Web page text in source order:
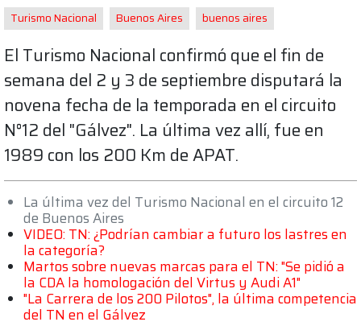
Turismo Nacional Buenos Aires buenos aires
El Turismo Nacional confirmó que el fin de
semana del 2 y 3 de septiembre disputará la
novena fecha de la temporada en el circuito
N°12 del "Gálvez". La última vez allí, fue en
1989 con los 200 Km de APAT.
La última vez del Turismo Nacional en el circuito 12
de Buenos Aires
VIDEO: TN: ¿Podrían cambiar a futuro los lastres en
la categoría?
Martos sobre nuevas marcas para el TN: "Se pidió a
la CDA la homologación del Virtus y Audi A1"
"La Carrera de los 200 Pilotos", la última competencia
del TN en el Gálvez